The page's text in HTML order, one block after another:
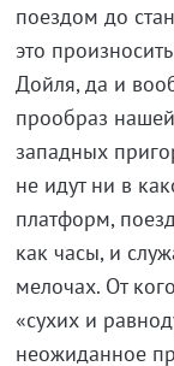
поездом до
это
Дойля, да и
прообраз
западных
не идут ни в
платформ,
как часы, и
мелочах. От
«сухих и
неожиданное